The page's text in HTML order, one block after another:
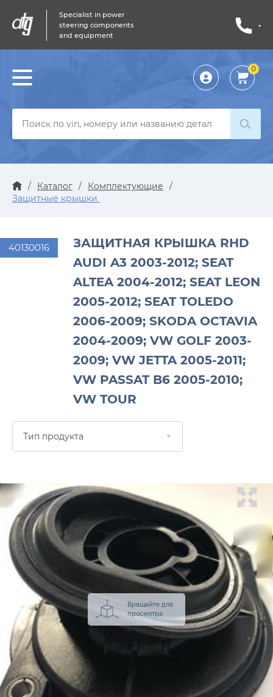
Specialist in power
steering components
and equipment
Личный
кабинет
0
/ Каталог / Комплектующие
/
Защитные крышки
40130016
ЗАЩИТНАЯ КРЫШКА RHD
AUDI A3 2003-2012; SEAT
ALTEA 2004-2012; SEAT LEON
2005-2012; SEAT TOLEDO
2006-2009; SKODA OCTAVIA
2004-2009; VW GOLF 2003-
2009; VW JETTA 2005-2011;
VW PASSAT B6 2005-2010;
VW TOUR
Тип продукта
Вращайте для
просмотра